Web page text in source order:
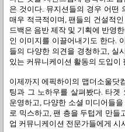
은 것이다. 뮤지션들의 경우 어떤
매우 적극적이며,팬들의 건설적
드백은 음반 제작 및 기획에 반영
인 이미지를 이끌어내기도 한다.
들의 다양한 의견을 경청하고, 실
있는 커뮤니케이션 활동의 도입이
이제까지 에픽하이의 맵더소울닷
팅과 그 노하우를 살펴봤다. 타겟
운영하고, 다양한 소셜 미디어들
로 믹스하고,팬 층을 두텁게 만들
업 커뮤니케이션 전문가들에게 시